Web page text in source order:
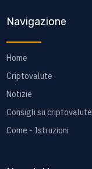
Navigazione
Home
Criptovalute
Notizie
Consigli su criptovalute
Come - Istruzioni